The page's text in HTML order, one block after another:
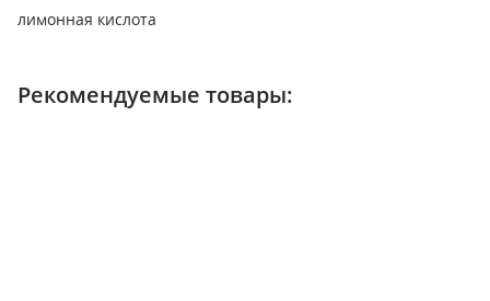
лимонная кислота
Рекомендуемые товары: